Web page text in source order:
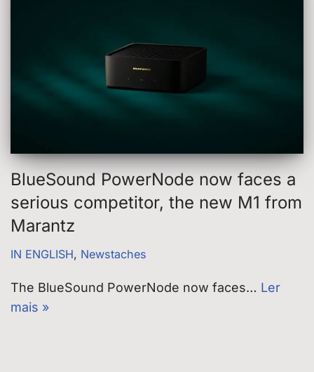
BlueSound PowerNode now faces a
serious competitor, the new M1 from
Marantz
IN ENGLISH, Newstaches
The BlueSound PowerNode now faces… Ler
mais »